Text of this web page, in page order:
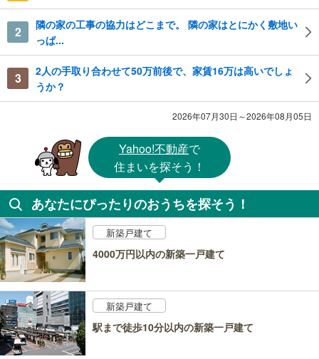
2
隣の家の工事の協力はどこまで。 隣の家はとにかく敷地い
っぱ...
3
2人の手取り合わせて50万前後で、家賃16万は高いでしょ
うか？
2026年07月30日～2026年08月05日
Yahoo!不動産で
住まいを探そう！
あなたにぴったりのおうちを探そう！
新築戸建て
4000万円以内の新築一戸建て
新築戸建て
駅まで徒歩10分以内の新築一戸建て